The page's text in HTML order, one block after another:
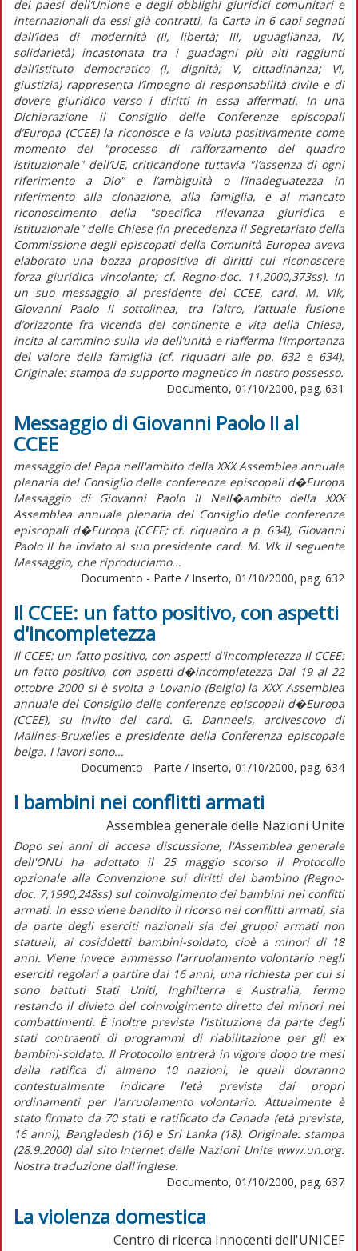
dei paesi dell’Unione e degli obblighi giuridici comunitari e
internazionali da essi già contratti, la Carta in 6 capi segnati
dall’idea di modernità (II, libertà; III, uguaglianza, IV,
solidarietà) incastonata tra i guadagni più alti raggiunti
dall’istituto democratico (I, dignità; V, cittadinanza; VI,
giustizia) rappresenta l’impegno di responsabilità civile e di
dovere giuridico verso i diritti in essa affermati. In una
Dichiarazione il Consiglio delle Conferenze episcopali
d’Europa (CCEE) la riconosce e la valuta positivamente come
momento del "processo di rafforzamento del quadro
istituzionale" dell’UE, criticandone tuttavia "l’assenza di ogni
riferimento a Dio" e l’ambiguità o l’inadeguatezza in
riferimento alla clonazione, alla famiglia, e al mancato
riconoscimento della "specifica rilevanza giuridica e
istituzionale" delle Chiese (in precedenza il Segretariato della
Commissione degli episcopati della Comunità Europea aveva
elaborato una bozza propositiva di diritti cui riconoscere
forza giuridica vincolante; cf. Regno-doc. 11,2000,373ss). In
un suo messaggio al presidente del CCEE, card. M. Vlk,
Giovanni Paolo II sottolinea, tra l’altro, l’attuale fusione
d’orizzonte fra vicenda del continente e vita della Chiesa,
incita al cammino sulla via dell’unità e riafferma l’importanza
del valore della famiglia (cf. riquadri alle pp. 632 e 634).
Originale: stampa da supporto magnetico in nostro possesso.
Documento, 01/10/2000, pag. 631
Messaggio di Giovanni Paolo II al
CCEE
messaggio del Papa nell'ambito della XXX Assemblea annuale
plenaria del Consiglio delle conferenze episcopali d�Europa
Messaggio di Giovanni Paolo II Nell�ambito della XXX
Assemblea annuale plenaria del Consiglio delle conferenze
episcopali d�Europa (CCEE; cf. riquadro a p. 634), Giovanni
Paolo II ha inviato al suo presidente card. M. Vlk il seguente
Messaggio, che riproduciamo...
Documento - Parte / Inserto, 01/10/2000, pag. 632
Il CCEE: un fatto positivo, con aspetti
d'incompletezza
Il CCEE: un fatto positivo, con aspetti d'incompletezza Il CCEE:
un fatto positivo, con aspetti d�incompletezza Dal 19 al 22
ottobre 2000 si è svolta a Lovanio (Belgio) la XXX Assemblea
annuale del Consiglio delle conferenze episcopali d�Europa
(CCEE), su invito del card. G. Danneels, arcivescovo di
Malines-Bruxelles e presidente della Conferenza episcopale
belga. I lavori sono...
Documento - Parte / Inserto, 01/10/2000, pag. 634
I bambini nei conflitti armati
Assemblea generale delle Nazioni Unite
Dopo sei anni di accesa discussione, l'Assemblea generale
dell'ONU ha adottato il 25 maggio scorso il Protocollo
opzionale alla Convenzione sui diritti del bambino (Regno-
doc. 7,1990,248ss) sul coinvolgimento dei bambini nei confitti
armati. In esso viene bandito il ricorso nei conflitti armati, sia
da parte degli eserciti nazionali sia dei gruppi armati non
statuali, ai cosiddetti bambini-soldato, cioè a minori di 18
anni. Viene invece ammesso l'arruolamento volontario negli
eserciti regolari a partire dai 16 anni, una richiesta per cui si
sono battuti Stati Uniti, Inghilterra e Australia, fermo
restando il divieto del coinvolgimento diretto dei minori nei
combattimenti. È inoltre prevista l'istituzione da parte degli
stati contraenti di programmi di riabilitazione per gli ex
bambini-soldato. Il Protocollo entrerà in vigore dopo tre mesi
dalla ratifica di almeno 10 nazioni, le quali dovranno
contestualmente indicare l'età prevista dai propri
ordinamenti per l'arruolamento volontario. Attualmente è
stato firmato da 70 stati e ratificato da Canada (età prevista,
16 anni), Bangladesh (16) e Sri Lanka (18). Originale: stampa
(28.9.2000) dal sito Internet delle Nazioni Unite www.un.org.
Nostra traduzione dall'inglese.
Documento, 01/10/2000, pag. 637
La violenza domestica
Centro di ricerca Innocenti dell'UNICEF